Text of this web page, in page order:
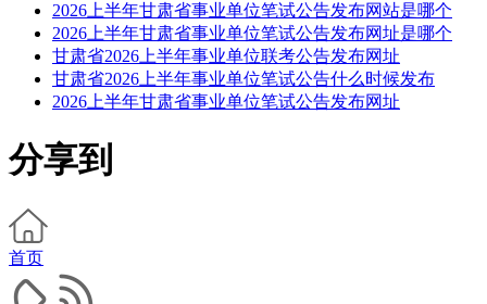
2026上半年甘肃省事业单位笔试公告发布网站是哪个
2026上半年甘肃省事业单位笔试公告发布网址是哪个
甘肃省2026上半年事业单位联考公告发布网址
甘肃省2026上半年事业单位笔试公告什么时候发布
2026上半年甘肃省事业单位笔试公告发布网址
分享到
首页